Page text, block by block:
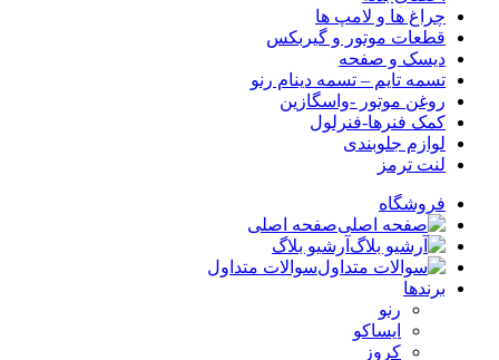
چراغ ها و لامپ ها
قطعات موتور و گیربکس
دیسک و صفحه
تسمه تایم – تسمه دینام رنو
روغن موتور -واسگازین
کمک فنرها-فنرلول
لوازم جلوبندی
لنت ترمز
فروشگاه
صفحه اصلی
آرشیو بلاگ
سوالات متداول
برندها
رنو
ایساکو
کروز